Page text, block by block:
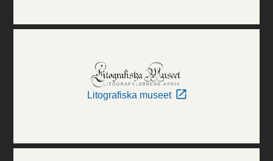
Litografiska museet